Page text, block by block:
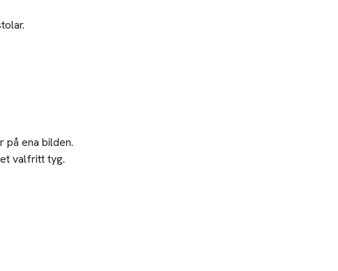
på ena bilden.
valfritt tyg.